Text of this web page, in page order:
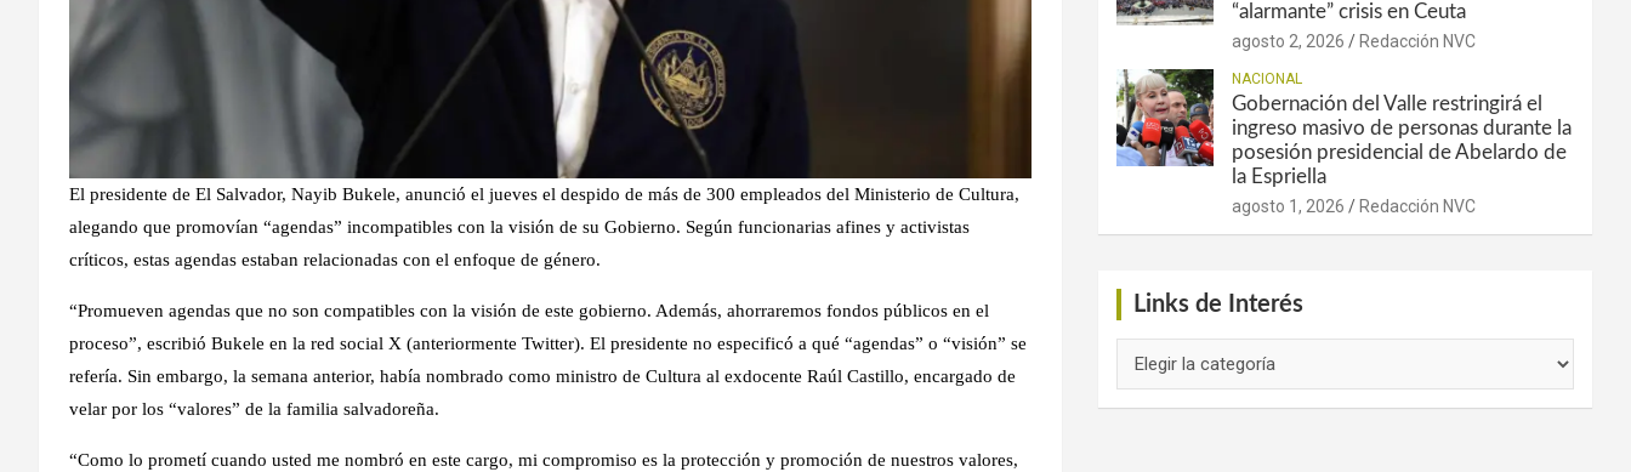
El presidente de El Salvador, Nayib Bukele, anunció el jueves el despido de más de 300 empleados del Ministerio de Cultura,
alegando que promovían “agendas” incompatibles con la visión de su Gobierno. Según funcionarias afines y activistas
críticos, estas agendas estaban relacionadas con el enfoque de género.
“Promueven agendas que no son compatibles con la visión de este gobierno. Además, ahorraremos fondos públicos en el
proceso”, escribió Bukele en la red social X (anteriormente Twitter). El presidente no especificó a qué “agendas” o “visión” se
refería. Sin embargo, la semana anterior, había nombrado como ministro de Cultura al exdocente Raúl Castillo, encargado de
velar por los “valores” de la familia salvadoreña.
“Como lo prometí cuando usted me nombró en este cargo, mi compromiso es la protección y promoción de nuestros valores,
“alarmante” crisis en Ceuta
agosto 2, 2026 Redacción NVC
NACIONAL
Gobernación del Valle restringirá el
ingreso masivo de personas durante la
posesión presidencial de Abelardo de
la Espriella
agosto 1, 2026 Redacción NVC
Links de Interés
de